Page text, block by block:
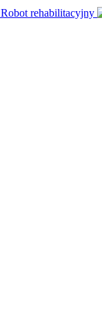
Robot rehabilitacyjny